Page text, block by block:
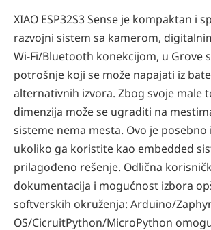
XIAO ESP32S3 Sense je kompaktan i
razvojni sistem sa kamerom,
Wi-Fi/Bluetooth konekcijom, u Grove
potrošnje koji se može napajati iz
alternativnih izvora. Zbog svoje male
dimenzija može se ugraditi na
sisteme nema mesta. Ovo je
ukoliko ga koristite kao embedded
prilagođeno rešenje. Odlična
dokumentacija i mogućnost izbora
softverskih okruženja: Arduino/
OS/CicruitPython/MicroPython